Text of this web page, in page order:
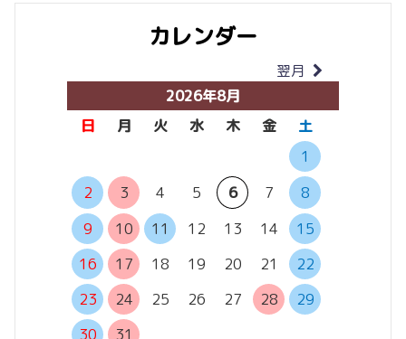
カレンダー
翌月
2026年8月
日
月 火 水 木 金
土
1
2
3 4 5 6 7
8
9
10 11 12 13 14
15
16
17 18 19 20 21
22
23
24 25 26 27 28
29
30
31